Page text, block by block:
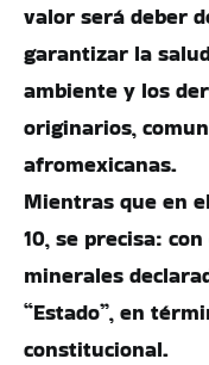
valor será deber
garantizar la
ambiente y los
originarios,
afromexicanas.
Mientras que en
10, se precisa:
minerales
“Estado”, en
constitucional.